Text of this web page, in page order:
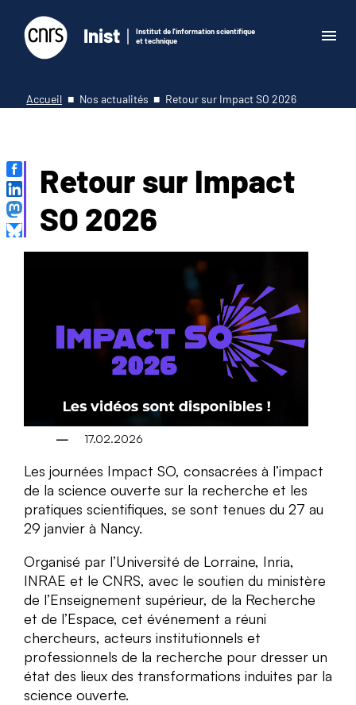
Inist
Institut de l'information scientifique
et technique
Accueil Nos actualités Retour sur Impact SO 2026
Retour sur Impact
SO 2026
17.02.2026
Les journées Impact SO, consacrées à l’impact
de la science ouverte sur la recherche et les
pratiques scientifiques, se sont tenues du 27 au
29 janvier à Nancy.
Organisé par l’Université de Lorraine, Inria,
INRAE et le CNRS, avec le soutien du ministère
de l’Enseignement supérieur, de la Recherche
et de l’Espace, cet événement a réuni
chercheurs, acteurs institutionnels et
professionnels de la recherche pour dresser un
état des lieux des transformations induites par la
science ouverte.